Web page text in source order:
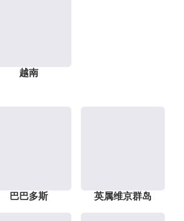
越南
巴巴多斯 英属维京群岛